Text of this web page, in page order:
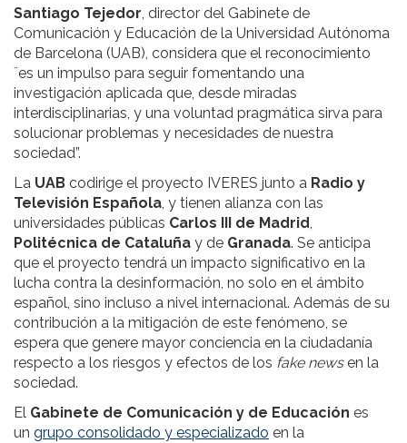
Santiago Tejedor, director del Gabinete de
Comunicación y Educación de la Universidad Autónoma
de Barcelona (UAB), considera que el reconocimiento
¨es un impulso para seguir fomentando una
investigación aplicada que, desde miradas
interdisciplinarias, y una voluntad pragmática sirva para
solucionar problemas y necesidades de nuestra
sociedad”.
La UAB codirige el proyecto IVERES junto a Radio y
Televisión Española, y tienen alianza con las
universidades públicas Carlos III de Madrid,
Politécnica de Cataluña y de Granada. Se anticipa
que el proyecto tendrá un impacto significativo en la
lucha contra la desinformación, no solo en el ámbito
español, sino incluso a nivel internacional. Además de su
contribución a la mitigación de este fenómeno, se
espera que genere mayor conciencia en la ciudadanía
respecto a los riesgos y efectos de los fake newsen la
sociedad.
El Gabinete de Comunicación y de Educación es
un grupo consolidado y especializado en la